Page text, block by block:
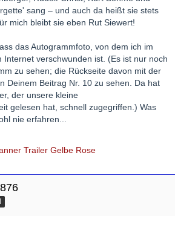
sang – und auch da heißt sie stets
mich bleibt sie eben Rut Siewert!
das Autogrammfoto, von dem ich im
Internet verschwunden ist. (Es ist nur noch
zu sehen; die Rückseite davon mit der
Deinem Beitrag Nr. 10 zu sehen. Da hat
der unsere kleine
gelesen hat, schnell zugegriffen.) Was
nie erfahren...